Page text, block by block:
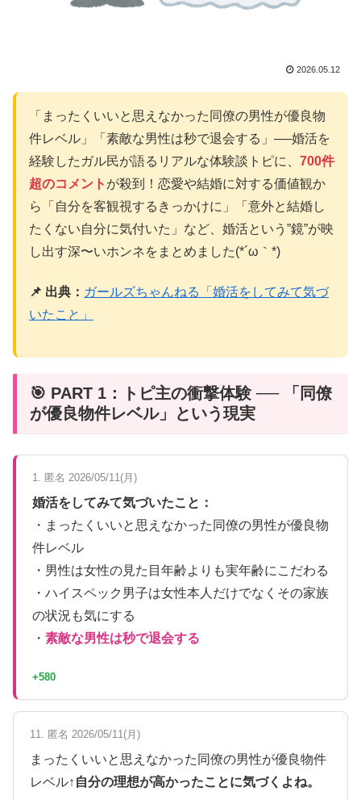
2026.05.12
「まったくいいと思えなかった同僚の男性が優良物
件レベル」「素敵な男性は秒で退会する」──婚活を
経験したガル民が語るリアルな体験談トピに、 700件
超のコメント が殺到！恋愛や結婚に対する価値観か
ら「自分を客観視するきっかけに」「意外と結婚し
たくない自分に気付いた」など、婚活という”鏡”が映
し出す深〜いホンネをまとめました(*´ω｀*)
📌 出典： ガールズちゃんねる「婚活をしてみて気づ
いたこと」
🎯 PART 1：トピ主の衝撃体験 ── 「同僚
が優良物件レベル」という現実
1. 匿名 2026/05/11(月)
婚活をしてみて気づいたこと：
・まったくいいと思えなかった同僚の男性が優良物
件レベル
・男性は女性の見た目年齢よりも実年齢にこだわる
・ハイスペック男子は女性本人だけでなくその家族
の状況も気にする
・ 素敵な男性は秒で退会する
+580
11. 匿名 2026/05/11(月)
まったくいいと思えなかった同僚の男性が優良物件
レベル↑ 自分の理想が高かったことに気づくよね。